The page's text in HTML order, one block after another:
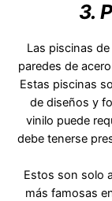
3.
Las piscinas
paredes de
Estas piscinas
de diseños y
vinilo puede
debe tenerse
Estos son solo
más famosas